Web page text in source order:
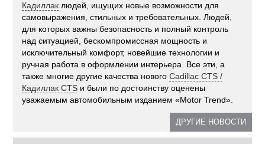
Кадиллак людей, ищущих новые возможности для
самовыражения, стильных и требовательных. Людей,
для которых важны безопасность и полный контроль
над ситуацией, бескомпромиссная мощность и
исключительный комфорт, новейшие технологии и
ручная работа в оформлении интерьера. Все эти, а
также многие другие качества новогоCadillac CTS /
Кадиллак CTS и были по достоинству оценены
уважаемым автомобильным изданием «Motor Trend».
ДРУГИЕ НОВОСТИ